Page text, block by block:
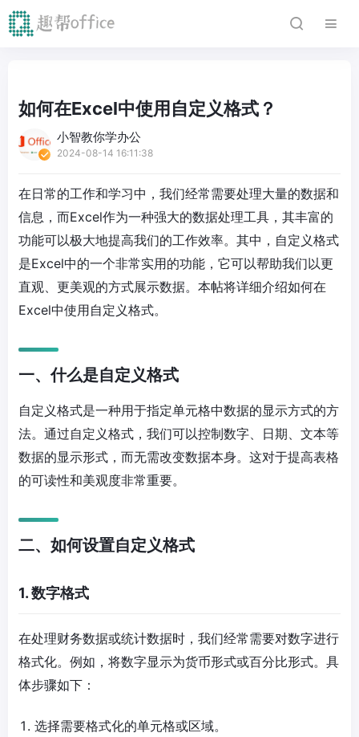
如何在Excel中使用自定义格式？
小智教你学办公
2024-08-14 16:11:38
在日常的工作和学习中，我们经常需要处理大量的数据和
信息，而Excel作为一种强大的数据处理工具，其丰富的
功能可以极大地提高我们的工作效率。其中，自定义格式
是Excel中的一个非常实用的功能，它可以帮助我们以更
直观、更美观的方式展示数据。本帖将详细介绍如何在
Excel中使用自定义格式。
一、什么是自定义格式
自定义格式是一种用于指定单元格中数据的显示方式的方
法。通过自定义格式，我们可以控制数字、日期、文本等
数据的显示形式，而无需改变数据本身。这对于提高表格
的可读性和美观度非常重要。
二、如何设置自定义格式
1. 数字格式
在处理财务数据或统计数据时，我们经常需要对数字进行
格式化。例如，将数字显示为货币形式或百分比形式。具
体步骤如下：
选择需要格式化的单元格或区域。